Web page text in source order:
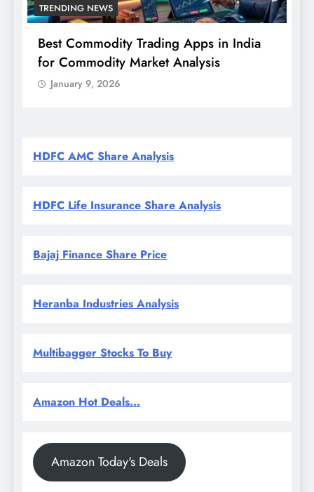
TRENDING NEWS
Best Commodity Trading Apps in India
for Commodity Market Analysis
January 9, 2026
HDFC AMC Share Analysis
HDFC Life Insurance Share Analysis
Bajaj Finance Share Price
Heranba Industries Analysis
Multibagger Stocks To Buy
Amazon Hot Deals...
Amazon Today's Deals